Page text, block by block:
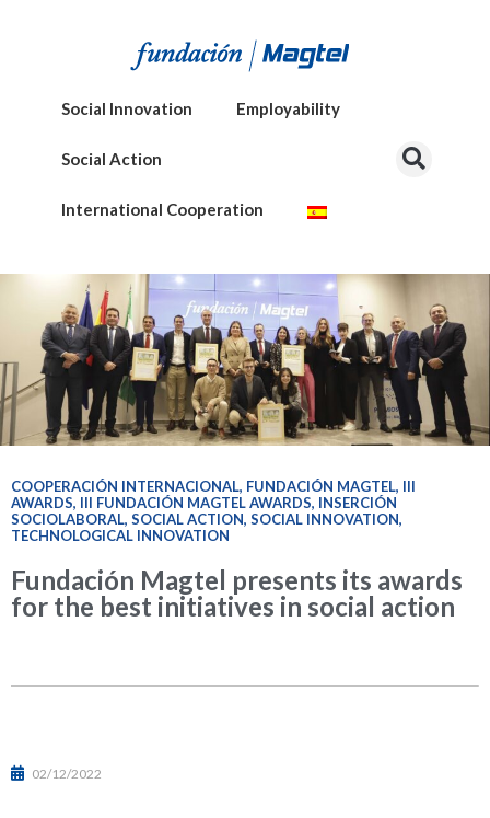
Social Innovation Employability
Social Action
International Cooperation
COOPERACIÓN INTERNACIONAL, FUNDACIÓN MAGTEL, III
AWARDS, III FUNDACIÓN MAGTEL AWARDS, INSERCIÓN
SOCIOLABORAL, SOCIAL ACTION, SOCIAL INNOVATION,
TECHNOLOGICAL INNOVATION
Fundación Magtel presents its awards
for the best initiatives in social action
02/12/2022